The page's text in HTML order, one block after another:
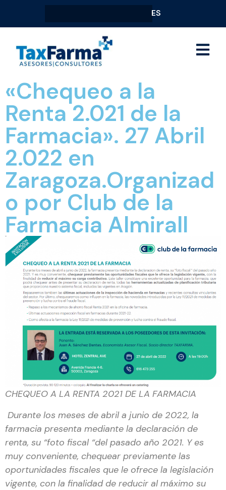
ES
«Chequeo a la
Renta 2.021 de la
Farmacia». 27 Abril
2.022 en
Zaragoza.Organizad
o por Club de la
Farmacia Almirall
CHEQUEO A LA RENTA 2021 DE LA FARMACIA
Durante los meses de abril a junio de 2022, la
farmacia presenta mediante la declaración de
renta, su “foto fiscal “del pasado año 2021. Y es
muy conveniente, chequear previamente las
oportunidades fiscales que le ofrece la legislación
vigente, con la finalidad de reducir al máximo su